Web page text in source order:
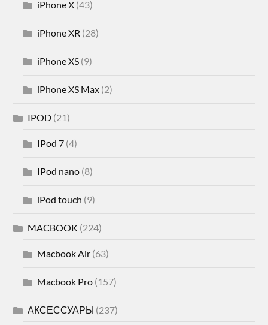
iPhone X (43)
iPhone XR (28)
iPhone XS (9)
iPhone XS Max (2)
IPOD (21)
IPod 7 (4)
IPod nano (8)
iPod touch (9)
MACBOOK (224)
Macbook Air (63)
Macbook Pro (157)
АКСЕССУАРЫ (237)